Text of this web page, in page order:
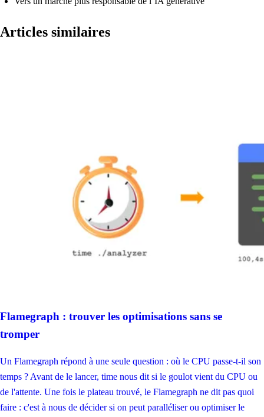
Articles similaires
Flamegraph : trouver les optimisations sans se
tromper
Un Flamegraph répond à une seule question : où le CPU passe-t-il son
temps ? Avant de le lancer, time nous dit si le goulot vient du CPU ou
de l'attente. Une fois le plateau trouvé, le Flamegraph ne dit pas quoi
faire : c'est à nous de décider si on peut paralléliser ou optimiser le